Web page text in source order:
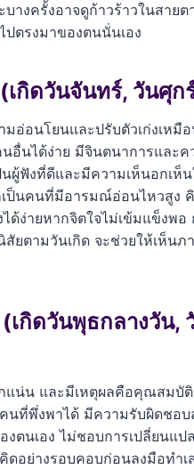
บางครั้งอาจดูก้าวร้าวในสาย
ปตรงมาของตนนั่นเอง
กิดวันจันทร์, วันศุก
อ่อนโยนและปรับตัวเก่งเหมื
นอื่นได้ง่าย มีจินตนาการและ
นผู้ฟังที่ดีและมีความเห็นอกเห็
ป็นคนที่มีอารมณ์อ่อนไหวสูง
ด้ง่ายหากจิตใจไม่เข้มแข็งพอ
สัยตามวันเกิด จะช่วยให้เห็นภ
กิดวันพุธกลางวัน,
น่น และมีเหตุผลคือคุณสมบัติ
นที่พึ่งพาได้ มีความรับผิดชอบ
ตนเอง ไม่ชอบการเปลี่ยนแป
ดอย่างรอบคอบก่อนลงมือทำเ